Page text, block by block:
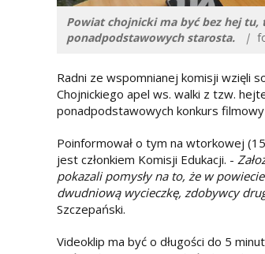
Powiat chojnicki ma być bez hej tu,
ponadpodstawowych starosta. |
Radni ze wspomnianej komisji wzięli
Chojnickiego apel ws. walki z tzw.
ponadpodstawowych konkurs
Poinformował o tym na wtorkowej
jest członkiem Komisji Edukacji. -
pokazali pomysły na to, że w
dwudniową wycieczkę, zdobywcy
Szczepański.
Videoklip ma być o długości do 5